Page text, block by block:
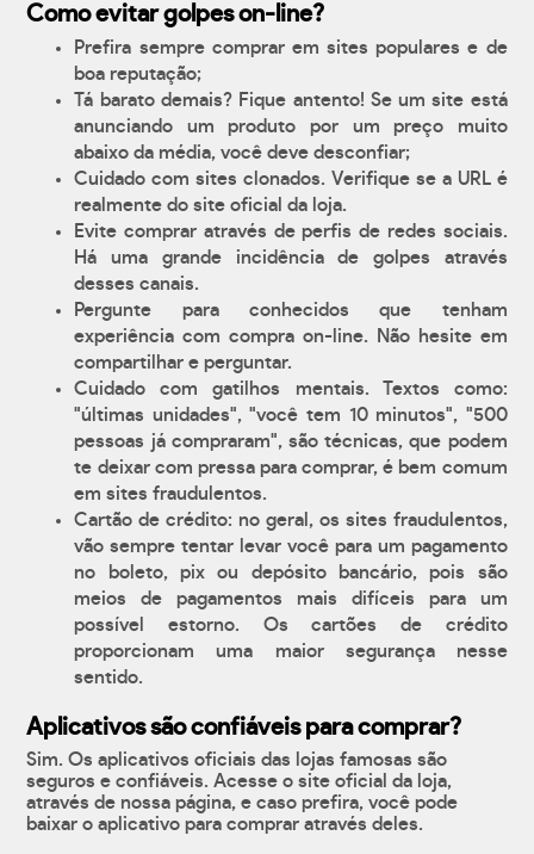
Como evitar golpes on-line?
Prefira sempre comprar em sites populares e de
boa reputação;
Tá barato demais? Fique antento! Se um site está
anunciando um produto por um preço muito
abaixo da média, você deve desconfiar;
Cuidado com sites clonados. Verifique se a URL é
realmente do site oficial da loja.
Evite comprar através de perfis de redes sociais.
Há uma grande incidência de golpes através
desses canais.
Pergunte para conhecidos que tenham
experiência com compra on-line. Não hesite em
compartilhar e perguntar.
Cuidado com gatilhos mentais. Textos como:
"últimas unidades", "você tem 10 minutos", "500
pessoas já compraram", são técnicas, que podem
te deixar com pressa para comprar, é bem comum
em sites fraudulentos.
Cartão de crédito: no geral, os sites fraudulentos,
vão sempre tentar levar você para um pagamento
no boleto, pix ou depósito bancário, pois são
meios de pagamentos mais difíceis para um
possível estorno. Os cartões de crédito
proporcionam uma maior segurança nesse
sentido.
Aplicativos são confiáveis para comprar?
Sim. Os aplicativos oficiais das lojas famosas são
seguros e confiáveis. Acesse o site oficial da loja,
através de nossa página, e caso prefira, você pode
baixar o aplicativo para comprar através deles.